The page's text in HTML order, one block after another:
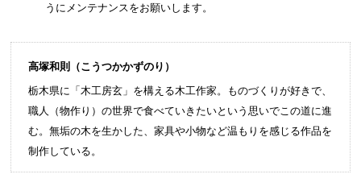
うにメンテナンスをお願いします。
高塚和則（こうつかかずのり）
栃木県に「木工房玄」を構える木工作家。ものづくりが好きで、
職人（物作り）の世界で食べていきたいという思いでこの道に進
む。無垢の木を生かした、家具や小物など温もりを感じる作品を
制作している。